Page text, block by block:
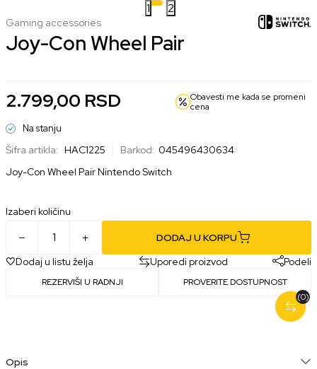
1 2
Gaming accessories
Joy-Con Wheel Pair
2.799,00 RSD
Obavesti me kada se promeni
cena
Na stanju
Šifra artikla: HAC1225 Barkod: 045496430634
Joy-Con Wheel Pair Nintendo Switch
Izaberi količinu
DODAJ U KORPU
Dodaj u listu želja
Uporedi proizvod Podeli
REZERVIŠI U RADNJI
PROVERITE DOSTUPNOST
(0)
Opis